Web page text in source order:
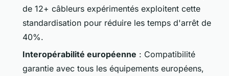
de 12+ câbleurs expérimentés exploitent cette
standardisation pour réduire les temps d'arrêt de
40%.
Interopérabilité européenne : Compatibilité
garantie avec tous les équipements européens,